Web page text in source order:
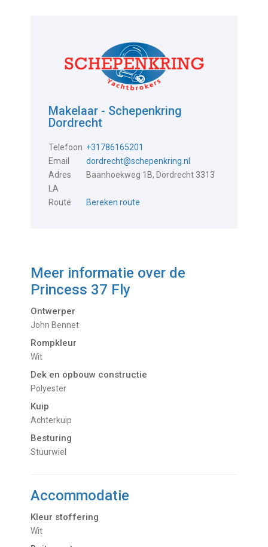
Makelaar - Schepenkring
Dordrecht
Telefoon +31786165201
Email
dordrecht@schepenkring.nl
Adres
Baanhoekweg 1B, Dordrecht 3313
LA
Route
Bereken route
Meer informatie over de
Princess 37 Fly
Ontwerper
John Bennet
Rompkleur
Wit
Dek en opbouw constructie
Polyester
Kuip
Achterkuip
Besturing
Stuurwiel
Accommodatie
Kleur stoffering
Wit